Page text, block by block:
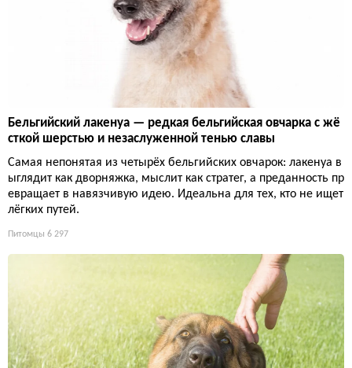
Бельгийский лакенуа — редкая бельгийская овчарка с жё
сткой шерстью и незаслуженной тенью славы
Самая непонятая из четырёх бельгийских овчарок: лакенуа в
ыглядит как дворняжка, мыслит как стратег, а преданность пр
евращает в навязчивую идею. Идеальна для тех, кто не ищет
лёгких путей.
Питомцы 6 297